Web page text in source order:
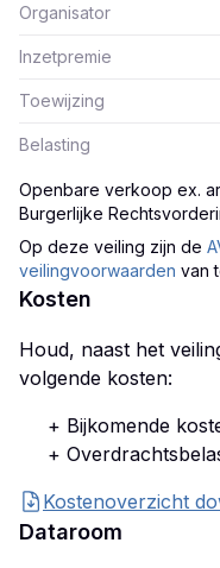
Organisator
Inzetpremie
Toewijzing
Belasting
Openbare verkoop ex.
Burgerlijke
Op deze veiling zijn de
veilingvoorwaarden van
Kosten
Houd, naast het
volgende kosten:
+ Bijkomende
+
Kostenoverzicht
Dataroom